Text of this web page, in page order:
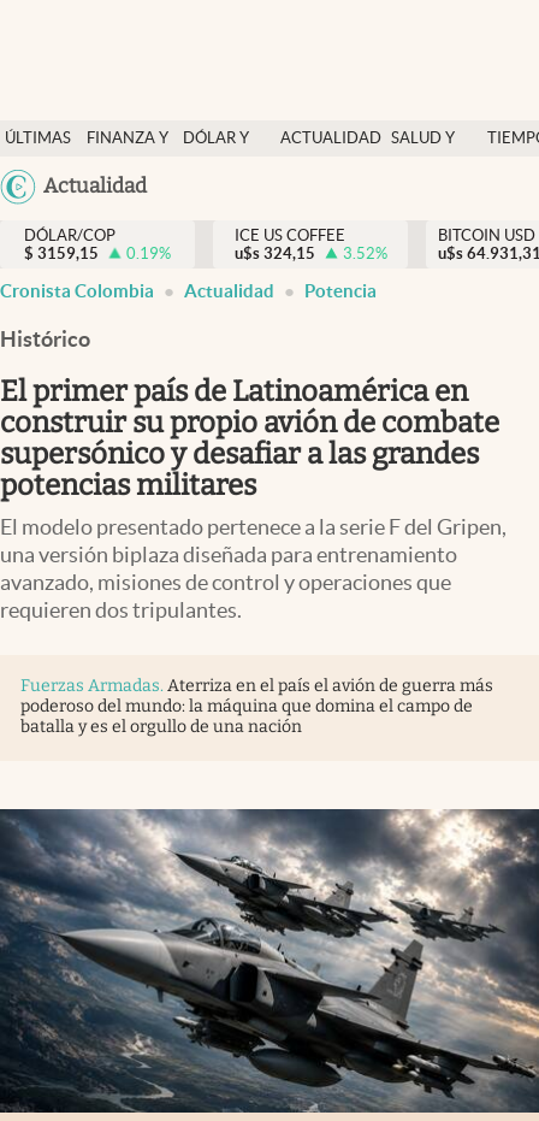
ÚLTIMAS
NOTICIAS
FINANZA Y
DÓLAR Y
ACTUALIDAD SALUD Y
México
Actualidad
Salud y nutrición
Vida espiritual
Actualidad
Colombia
DÓLAR/COP
$ 3159,15 0.19%
ICE US COFFEE
u$s 324,15 3.52%
BITCOIN USD
u$s
Cronista Colombia Actualidad Potencia
Histórico
El primer país de Latinoamérica en
construir su propio avión de combate
supersónico y desafiar a las grandes
potencias militares
El modelo presentado pertenece a la serie F del Gripen,
una versión biplaza diseñada para entrenamiento
avanzado, misiones de control y operaciones que
requieren dos tripulantes.
Fuerzas Armadas. Aterriza en el país el avión de guerra más
poderoso del mundo: la máquina que domina el campo de
batalla y es el orgullo de una nación